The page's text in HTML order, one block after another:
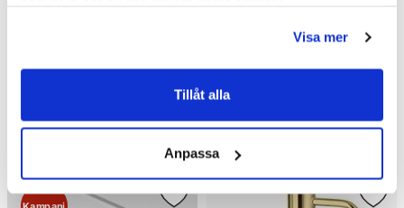
Visa mer
Tillåt alla
Anpassa
Andra köpte även